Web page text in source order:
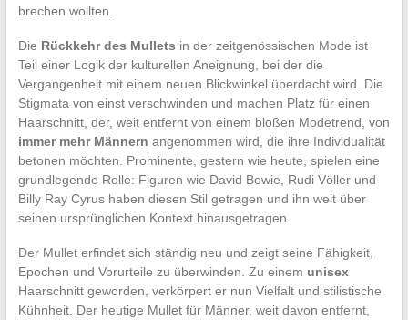
brechen wollten.
Die Rückkehr des Mullets in der zeitgenössischen Mode ist
Teil einer Logik der kulturellen Aneignung, bei der die
Vergangenheit mit einem neuen Blickwinkel überdacht wird. Die
Stigmata von einst verschwinden und machen Platz für einen
Haarschnitt, der, weit entfernt von einem bloßen Modetrend, von
immer mehr Männern angenommen wird, die ihre Individualität
betonen möchten. Prominente, gestern wie heute, spielen eine
grundlegende Rolle: Figuren wie David Bowie, Rudi Völler und
Billy Ray Cyrus haben diesen Stil getragen und ihn weit über
seinen ursprünglichen Kontext hinausgetragen.
Der Mullet erfindet sich ständig neu und zeigt seine Fähigkeit,
Epochen und Vorurteile zu überwinden. Zu einem unisex
Haarschnitt geworden, verkörpert er nun Vielfalt und stilistische
Kühnheit. Der heutige Mullet für Männer, weit davon entfernt,